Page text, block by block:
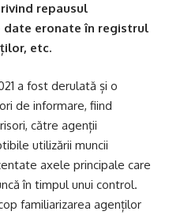
repausul
date eronate în registrul
etc.
a fost derulată și o
de informare, fiind
către agenții
utilizării muncii
axele principale care
în timpul unui control.
familiarizarea agenților